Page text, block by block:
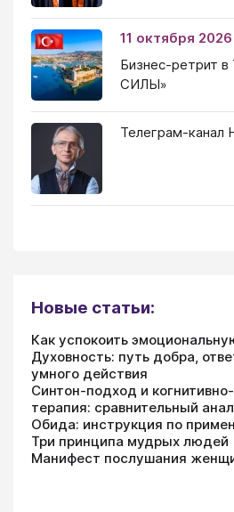
11 октября 2026
Бизнес-ретрит
СИЛЫ»
Телеграм-канал
Новые статьи:
Как успокоить
Духовность: путь добра,
умного действия
Синтон-подход и
терапия: сравнительный
Обида: инструкция по
Три принципа мудрых людей
Манифест послушания